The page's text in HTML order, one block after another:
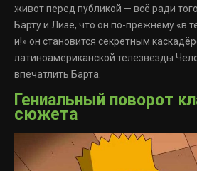
живот перед публикой — всё ради
Барту и Лизе, что он по-прежнему «в
и!» он становится секретным
латиноамериканской телезвезды
впечатлить Барта.
Гениальный поворот
сюжета